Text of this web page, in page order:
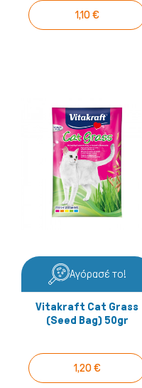
1,10 €
Αγόρασέ το!
Vitakraft Cat Grass
(seed Bag) 50gr
1,20 €